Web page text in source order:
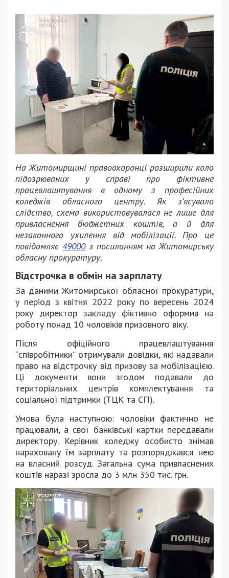
На Житомирщині правоохоронці розширили коло
підозрюваних у справі про фіктивне
працевлаштування в одному з професійних
коледжів обласного центру. Як з’ясувало
слідство, схема використовувалася не лише для
привласнення бюджетних коштів, а й для
незаконного ухилення від мобілізації. Про це
повідомляє 49000з посиланням на Житомирську
обласну прокуратуру.
Відстрочка в обмін на зарплату
За даними Житомирської обласної прокуратури,
у період з квітня 2022 року по вересень 2024
року директор закладу фіктивно оформив на
роботу понад 10 чоловіків призовного віку.
Після офіційного працевлаштування
“співробітники” отримували довідки, які надавали
право на відстрочку від призову за мобілізацією.
Ці документи вони згодом подавали до
територіальних центрів комплектування та
соціальної підтримки (ТЦК та СП).
Умова була наступною: чоловіки фактично не
працювали, а свої банківські картки передавали
директору. Керівник коледжу особисто знімав
нараховану їм зарплату та розпоряджався нею
на власний розсуд. Загальна сума привласнених
коштів наразі зросла до 3 млн 350 тис. грн.